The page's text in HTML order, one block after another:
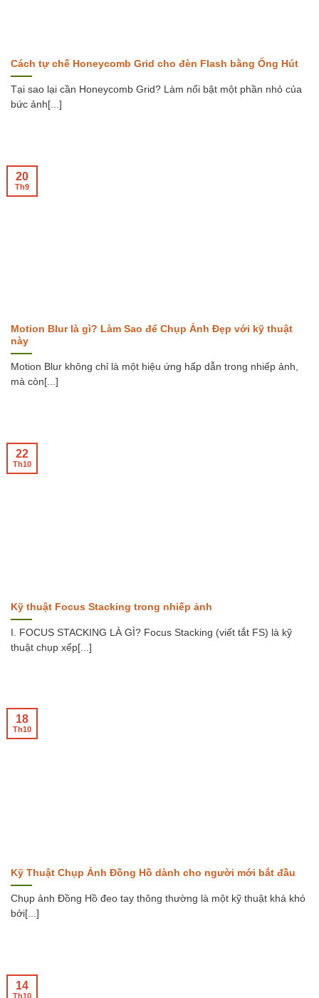
Cách tự chế Honeycomb Grid cho đèn Flash bằng Ống Hút
Tại sao lại cần Honeycomb Grid? Làm nổi bật một phần nhỏ của
bức ảnh[...]
Motion Blur là gì? Làm Sao để Chụp Ảnh Đẹp với kỹ thuật
này
Motion Blur không chỉ là một hiệu ứng hấp dẫn trong nhiếp ảnh,
mà còn[...]
20
Th9
Kỹ thuật Focus Stacking trong nhiếp ảnh
I. FOCUS STACKING LÀ GÌ? Focus Stacking (viết tắt FS) là kỹ
thuật chụp xếp[...]
22
Th10
Kỹ Thuật Chụp Ảnh Đồng Hồ dành cho người mới bắt đầu
Chụp ảnh Đồng Hồ đeo tay thông thường là một kỹ thuật khá khó
bởi[...]
18
Th10
14
Th10